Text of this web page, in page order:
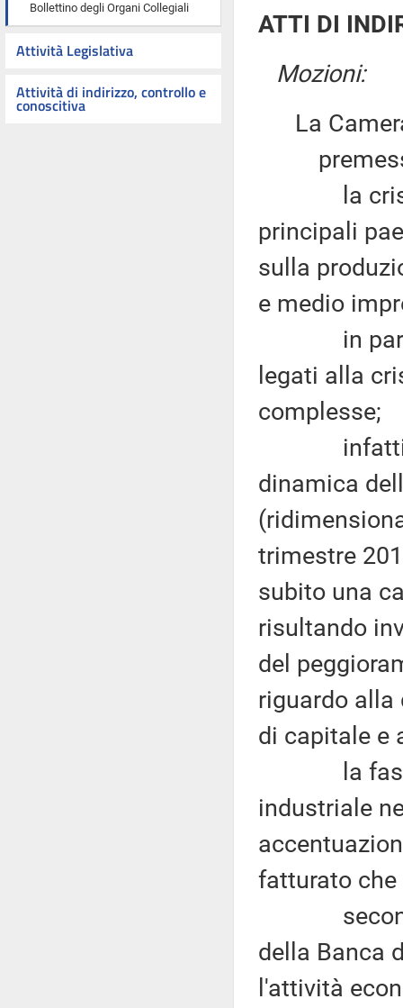
Bollettino degli Organi Collegiali
Attività Legislativa
Attività di indirizzo, controllo e
conoscitiva
ATTI DI
Mozioni:
La
la crisi in
principali
sulla
e medio
in
legati alla
complesse;
infatti,
dinamica
trimestre
subito una
risultando
del
riguardo alla
di capitale e
la fase di
industriale
fatturato
secondo
della Banca
l'attività